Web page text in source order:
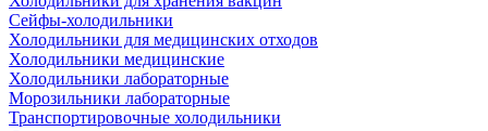
Сейфы-холодильники
Холодильники для медицинских отходов
Холодильники медицинские
Холодильники лабораторные
Морозильники лабораторные
Транспортировочные холодильники